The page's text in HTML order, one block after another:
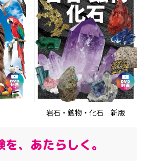
岩石・鉱物・化石 新版
、あたらしく。